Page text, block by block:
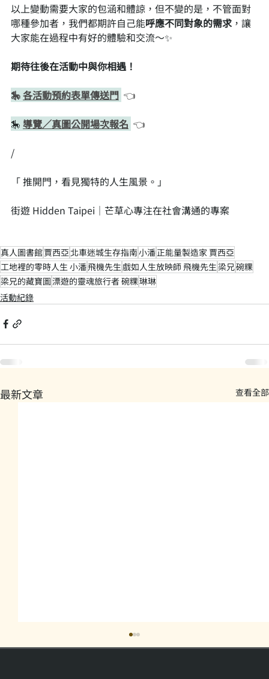
以上變動需要大家的包涵和體諒，但不變的是，不管面對
哪種參加者，我們都期許自己能呼應不同對象的需求，讓
大家能在過程中有好的體驗和交流～✨
期待往後在活動中與你相遇！
🎠 各活動預約表單傳送門 👈
🎠 導覽／真圖公開場次報名 👈
/
「 推開門，看見獨特的人生風景。」
街遊 Hidden Taipei｜芒草心專注在社會溝通的專案
真人圖書館賈西亞 北車迷城生存指南小潘正能量製造家 賈西亞
工地裡的零時人生 小潘飛機先生 戲如人生放映師 飛機先生梁兄碗粿
梁兄的藏寶圖漂遊的靈魂旅行者 碗粿琳琳
活動紀錄
最新文章 查看全部